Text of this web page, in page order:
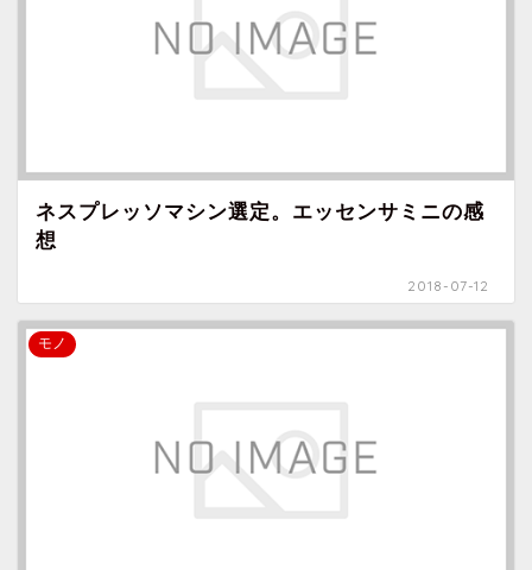
ネスプレッソマシン選定。エッセンサミニの感
想
2018-07-12
モノ